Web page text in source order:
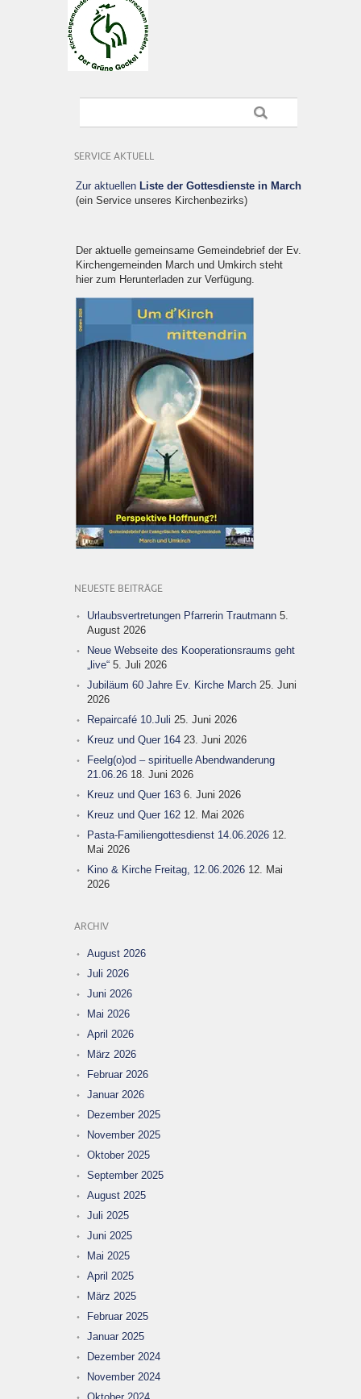
SERVICE AKTUELL
Zur aktuellen Liste der Gottesdienste in March
(ein Service unseres Kirchenbezirks)
Der aktuelle gemeinsame Gemeindebrief der Ev.
Kirchengemeinden March und Umkirch steht
hier zum Herunterladen zur Verfügung.
NEUESTE BEITRÄGE
Urlaubsvertretungen Pfarrerin Trautmann 5.
August 2026
Neue Webseite des Kooperationsraums geht
„live“ 5. Juli 2026
Jubiläum 60 Jahre Ev. Kirche March 25. Juni
2026
Repaircafé 10.Juli 25. Juni 2026
Kreuz und Quer 164 23. Juni 2026
Feelg(o)od – spirituelle Abendwanderung
21.06.26 18. Juni 2026
Kreuz und Quer 163 6. Juni 2026
Kreuz und Quer 162 12. Mai 2026
Pasta-Familiengottesdienst 14.06.2026 12.
Mai 2026
Kino & Kirche Freitag, 12.06.2026 12. Mai
2026
ARCHIV
August 2026
Juli 2026
Juni 2026
Mai 2026
April 2026
März 2026
Februar 2026
Januar 2026
Dezember 2025
November 2025
Oktober 2025
September 2025
August 2025
Juli 2025
Juni 2025
Mai 2025
April 2025
März 2025
Februar 2025
Januar 2025
Dezember 2024
November 2024